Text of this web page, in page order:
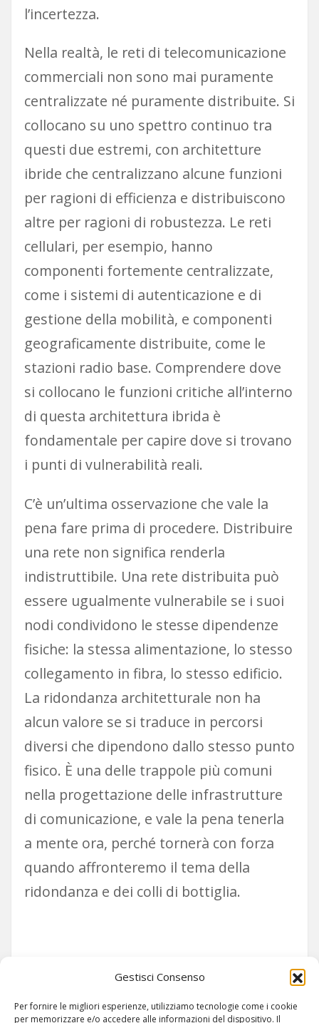
Gestisci Consenso
Per fornire le migliori esperienze, utilizziamo tecnologie come i cookie
per memorizzare e/o accedere alle informazioni del dispositivo. Il
l’incertezza.
Nella realtà, le reti di telecomunicazione
commerciali non sono mai puramente
centralizzate né puramente distribuite. Si
collocano su uno spettro continuo tra
questi due estremi, con architetture
ibride che centralizzano alcune funzioni
per ragioni di efficienza e distribuiscono
altre per ragioni di robustezza. Le reti
cellulari, per esempio, hanno
componenti fortemente centralizzate,
come i sistemi di autenticazione e di
gestione della mobilità, e componenti
geograficamente distribuite, come le
stazioni radio base. Comprendere dove
si collocano le funzioni critiche all’interno
di questa architettura ibrida è
fondamentale per capire dove si trovano
i punti di vulnerabilità reali.
C’è un’ultima osservazione che vale la
pena fare prima di procedere. Distribuire
una rete non significa renderla
indistruttibile. Una rete distribuita può
essere ugualmente vulnerabile se i suoi
nodi condividono le stesse dipendenze
fisiche: la stessa alimentazione, lo stesso
collegamento in fibra, lo stesso edificio.
La ridondanza architetturale non ha
alcun valore se si traduce in percorsi
diversi che dipendono dallo stesso punto
fisico. È una delle trappole più comuni
nella progettazione delle infrastrutture
di comunicazione, e vale la pena tenerla
a mente ora, perché tornerà con forza
quando affronteremo il tema della
ridondanza e dei colli di bottiglia.
Siamo su TELEGRAM!